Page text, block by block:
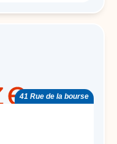
41 Rue de la bourse